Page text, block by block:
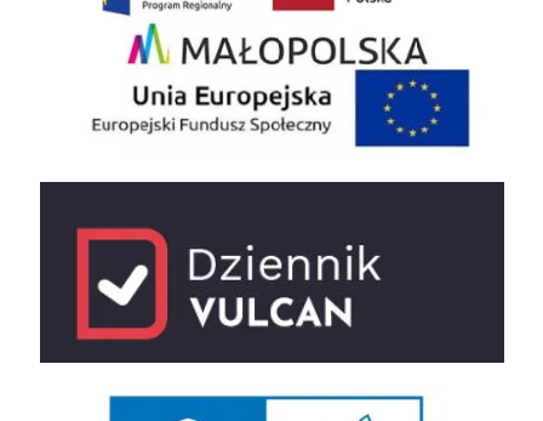
UNESCO Sieć Szkół Stowarzyszonych